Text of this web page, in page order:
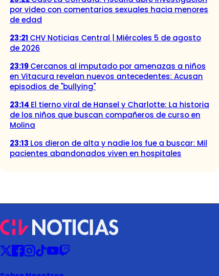
por video con comentarios sexuales hacia menores
de edad
23:21 CHV Noticias Central | Miércoles 5 de agosto
de 2026
23:19 Cercanos al imputado por amenazas a niños
en Vitacura revelan nuevos antecedentes: Acusan
episodios de "bullying"
23:14 El tierno viral de Hansel y Charlotte: La historia
de los niños que buscan compañeros de curso en
Molina
23:13 Los dieron de alta y nadie los fue a buscar: Mil
pacientes abandonados viven en hospitales